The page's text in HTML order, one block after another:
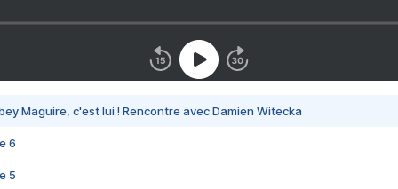
Maguire, c'est lui ! Rencontre avec Damien Witecka
6
5